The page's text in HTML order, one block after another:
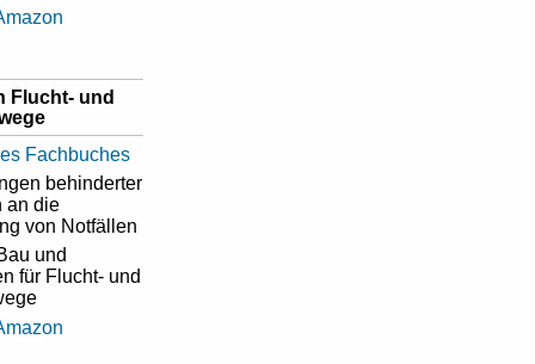
Flucht- und
behinderter
an die
von Notfällen
und
für Flucht- und